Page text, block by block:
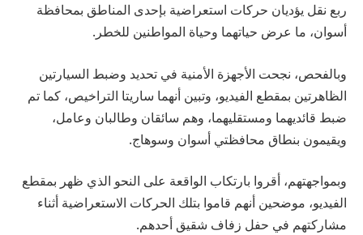
ربع نقل يؤديان حركات استعراضية بإحدى المناطق بمحافظة
أسوان، ما عرض حياتهما وحياة المواطنين للخطر.
وبالفحص، نجحت الأجهزة الأمنية في تحديد وضبط السيارتين
الظاهرتين بمقطع الفيديو، وتبين أنهما ساريتا التراخيص، كما تم
ضبط قائديهما ومستقليهما، وهم سائقان وطالبان وعامل،
ويقيمون بنطاق محافظتي أسوان وسوهاج.
وبمواجهتهم، أقروا بارتكاب الواقعة على النحو الذي ظهر بمقطع
الفيديو، موضحين أنهم قاموا بتلك الحركات الاستعراضية أثناء
مشاركتهم في حفل زفاف شقيق أحدهم.